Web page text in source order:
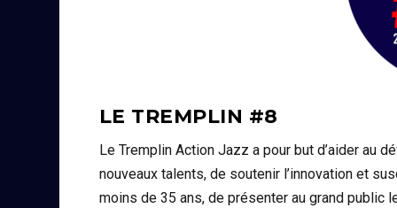
LE TREMPLIN #8
Le Tremplin Action Jazz a pour but d’aider au
nouveaux talents, de soutenir l’innovation et
moins de 35 ans, de présenter au grand